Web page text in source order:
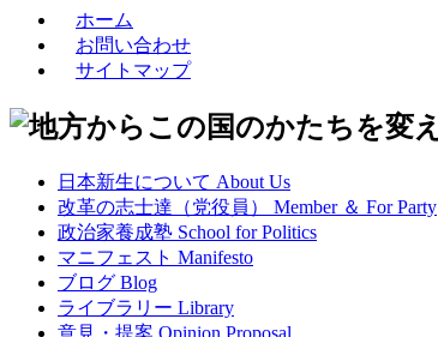
ホーム
お問い合わせ
サイトマップ
日本新生について About Us
改革の志士達（党役員） Member ＆ For Party
政治家養成塾 School for Politics
マニフェスト Manifesto
ブログ Blog
ライブラリー Library
意見・提案 Opinion Proposal